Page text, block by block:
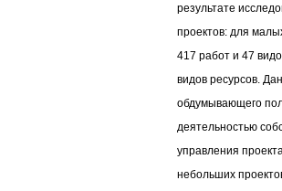
результате
проектов: для
417 работ и 47
видов ресурсов.
обдумывающего
деятельностью
управления
небольших